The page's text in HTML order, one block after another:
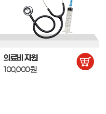
의료비 지원
100,000원